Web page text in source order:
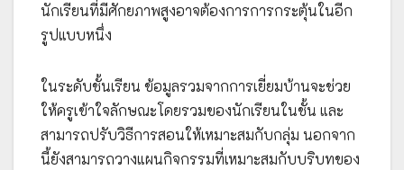
นักเรียนที่มีศักยภาพสูงอาจต้องการการกระตุ้นในอีก
รูปแบบหนึ่ง
ในระดับชั้นเรียน ข้อมูลรวมจากการเยี่ยมบ้านจะช่วย
ให้ครูเข้าใจลักษณะโดยรวมของนักเรียนในชั้น และ
สามารถปรับวิธีการสอนให้เหมาะสมกับกลุ่ม นอกจาก
นี้ยังสามารถวางแผนกิจกรรมที่เหมาะสมกับบริบทของ